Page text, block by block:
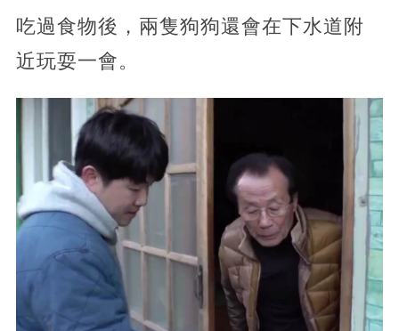
吃過食物後，兩隻狗狗還會在下水道附
近玩耍一會。